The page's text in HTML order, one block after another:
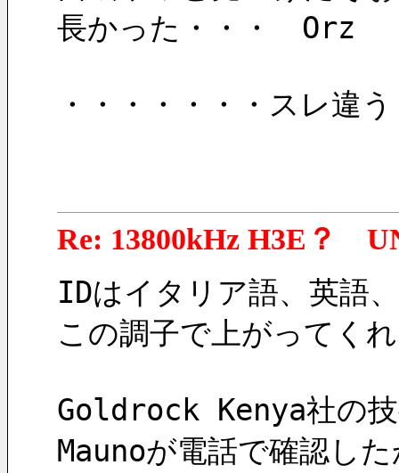
長かった・・・　Orz
・・・・・・・スレ違
Re: 13800kHz H3E？
IDはイタリア語、英語
この調子で上がってく
Goldrock Kenya社の
Maunoが電話で確認し